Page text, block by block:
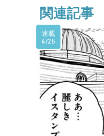
関連記事
連載
4/25